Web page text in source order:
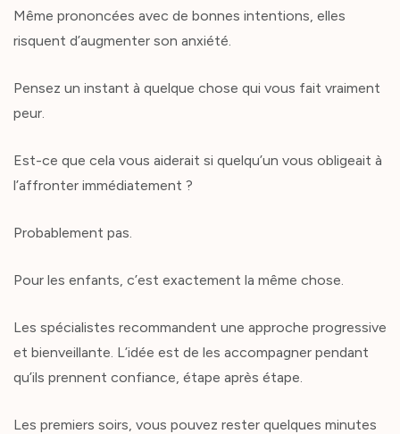
Même prononcées avec de bonnes intentions, elles
risquent d’augmenter son anxiété.
Pensez un instant à quelque chose qui vous fait vraiment
peur.
Est-ce que cela vous aiderait si quelqu’un vous obligeait à
l’affronter immédiatement ?
Probablement pas.
Pour les enfants, c’est exactement la même chose.
Les spécialistes recommandent une approche progressive
et bienveillante. L’idée est de les accompagner pendant
qu’ils prennent confiance, étape après étape.
Les premiers soirs, vous pouvez rester quelques minutes